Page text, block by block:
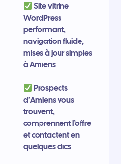
Site vitrine
WordPress
performant,
navigation fluide,
mises à jour simples
à Amiens
Prospects
d’Amiens vous
trouvent,
comprennent l’offre
et contactent en
quelques clics